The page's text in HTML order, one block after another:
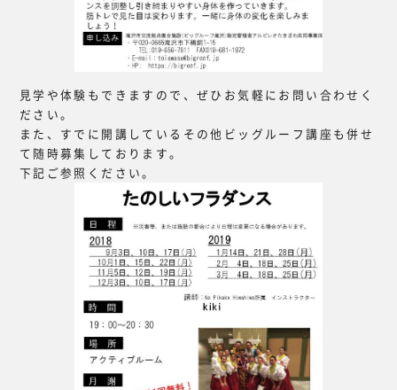
見学や体験もできますので、ぜひお気軽にお問い合わせく
ださい。
また、すでに開講しているその他ビッグルーフ講座も併せ
て随時募集しております。
下記ご参照ください。